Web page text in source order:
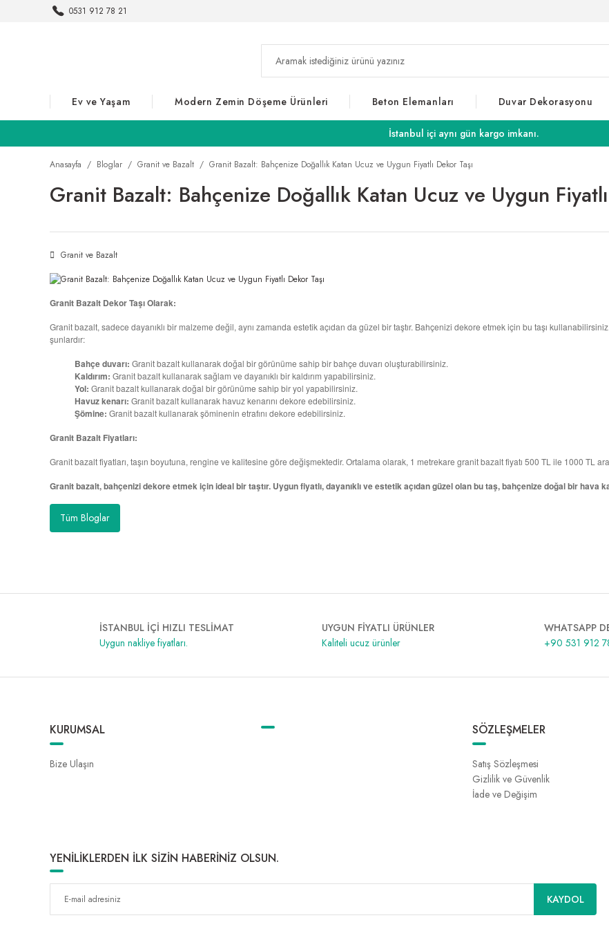
0531 912 78 21
Ev ve Yaşam Modern Zemin Döşeme Ürünleri Beton Elemanları Duvar Dekorasyonu
İstanbul içi aynı gün kargo imkanı.
Anasayfa Bloglar Granit ve Bazalt Granit Bazalt: Bahçenize Doğallık Katan Ucuz ve Uygun Fiyatlı Dekor Taşı
Granit Bazalt: Bahçenize Doğallık Katan Ucuz ve Uygun
Granit ve Bazalt
Granit Bazalt Dekor Taşı Olarak:
Granit bazalt, sadece dayanıklı bir malzeme değil, aynı zamanda estetik açıdan da güzel bir taştır. Bahçenizi dekore etmek için bu taşı
şunlardır:
Bahçe duvarı: Granit bazalt kullanarak doğal bir görünüme sahip bir bahçe duvarı oluşturabilirsiniz.
Kaldırım: Granit bazalt kullanarak sağlam ve dayanıklı bir kaldırım yapabilirsiniz.
Yol: Granit bazalt kullanarak doğal bir görünüme sahip bir yol yapabilirsiniz.
Havuz kenarı: Granit bazalt kullanarak havuz kenarını dekore edebilirsiniz.
Şömine: Granit bazalt kullanarak şöminenin etrafını dekore edebilirsiniz.
Granit Bazalt Fiyatları:
Granit bazalt fiyatları, taşın boyutuna, rengine ve kalitesine göre değişmektedir. Ortalama olarak, 1 metrekare granit bazalt fiyatı 500 TL ile 1000 TL
Granit bazalt, bahçenizi dekore etmek için ideal bir taştır. Uygun fiyatlı, dayanıklı ve estetik açıdan güzel olan bu taş, bahçenize doğal bir hava
Tüm Bloglar
İSTANBUL İÇİ HIZLI TESLİMAT
Uygun nakliye fiyatları.
UYGUN FİYATLI ÜRÜNLER
Kaliteli ucuz ürünler
WHATSAPP
+90 531 912
KURUMSAL
Bize Ulaşın
SÖZLEŞMELER
Satış Sözleşmesi
Gizlilik ve Güvenlik
İade ve Değişim
YENİLİKLERDEN İLK SİZİN HABERİNİZ OLSUN.
KAYDOL